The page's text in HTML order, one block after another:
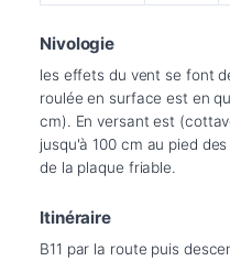
Nivologie
les effets du vent se font
roulée en surface est en
cm). En versant est
jusqu'à 100 cm au pied
de la plaque friable.
Itinéraire
B11 par la route puis